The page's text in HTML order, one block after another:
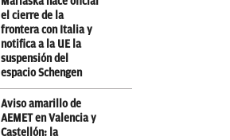
el cierre de la
frontera con Italia y
notifica a la UE la
suspensión del
espacio Schengen
Aviso amarillo de
AEMET en Valencia y
Castellón: la